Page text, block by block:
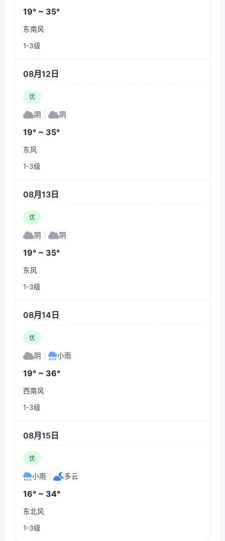
19° ~ 35°
东南风
1-3级
08月12日
优
阴 阴
19° ~ 35°
东风
1-3级
08月13日
优
阴 阴
19° ~ 35°
东风
1-3级
08月14日
优
阴 小雨
19° ~ 36°
西南风
1-3级
08月15日
优
小雨 多云
16° ~ 34°
东北风
1-3级